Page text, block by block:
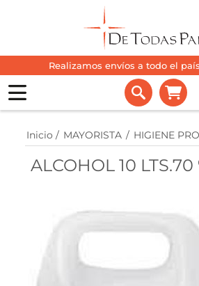
Realizamos envíos a todo el
Inicio / MAYORISTA / HIGIENE
ALCOHOL 10 LTS.70